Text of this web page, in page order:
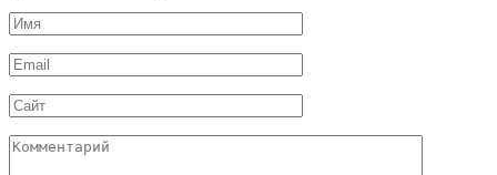
Имя
*
Email
*
Сайт
Комментарий